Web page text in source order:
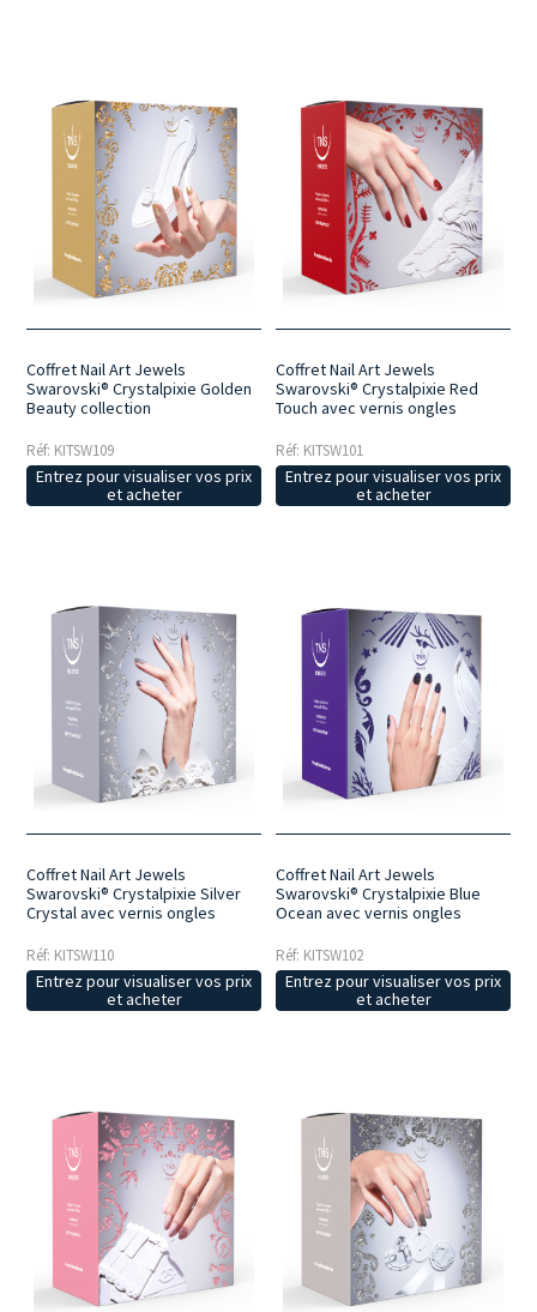
Coffret Nail Art Jewels
Swarovski® Crystalpixie Golden
Beauty collection
Réf: KITSW109
Entrez pour visualiser vos prix
et acheter
Coffret Nail Art Jewels
Swarovski® Crystalpixie Red
Touch avec vernis ongles
Réf: KITSW101
Entrez pour visualiser vos prix
et acheter
Coffret Nail Art Jewels
Swarovski® Crystalpixie Silver
Crystal avec vernis ongles
Réf: KITSW110
Entrez pour visualiser vos prix
et acheter
Coffret Nail Art Jewels
Swarovski® Crystalpixie Blue
Ocean avec vernis ongles
Réf: KITSW102
Entrez pour visualiser vos prix
et acheter